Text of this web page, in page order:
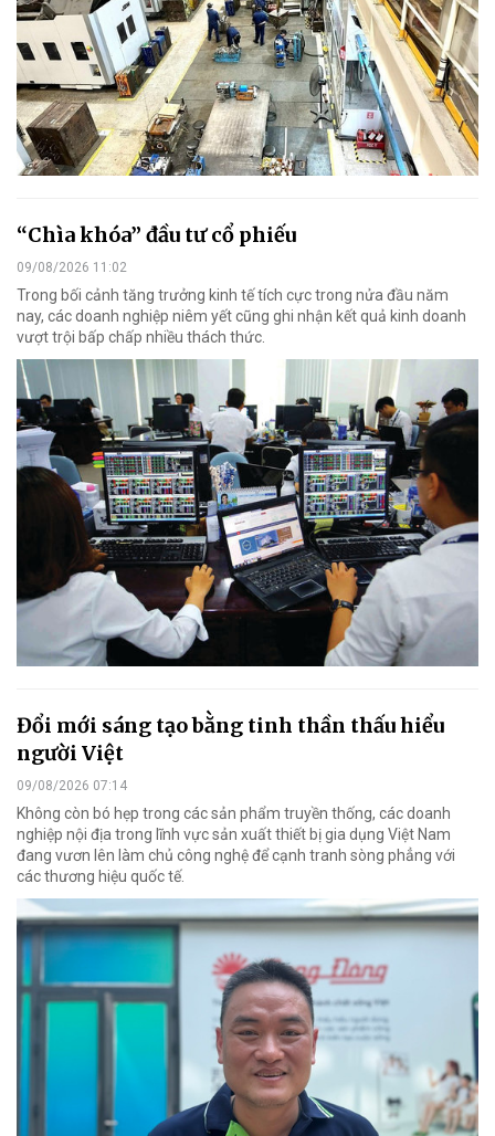
“Chìa khóa” đầu tư cổ phiếu
09/08/2026 11:02
Trong bối cảnh tăng trưởng kinh tế tích cực trong nửa đầu năm
nay, các doanh nghiệp niêm yết cũng ghi nhận kết quả kinh doanh
vượt trội bấp chấp nhiều thách thức.
Đổi mới sáng tạo bằng tinh thần thấu hiểu
người Việt
09/08/2026 07:14
Không còn bó hẹp trong các sản phẩm truyền thống, các doanh
nghiệp nội địa trong lĩnh vực sản xuất thiết bị gia dụng Việt Nam
đang vươn lên làm chủ công nghệ để cạnh tranh sòng phẳng với
các thương hiệu quốc tế.